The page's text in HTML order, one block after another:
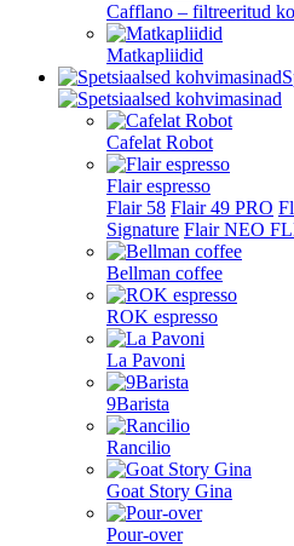
Cafflano – filtreeritud
Matkapliidid
Cafelat Robot
Flair espresso
Flair 58 Flair 49 PRO
Signature Flair NEO
Bellman coffee
ROK espresso
La Pavoni
9Barista
Rancilio
Goat Story Gina
Pour-over